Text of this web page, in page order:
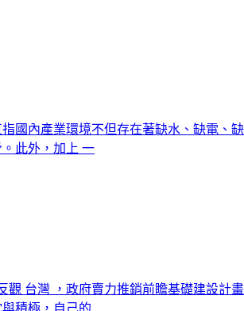
國內產業環境不但存在著缺水、缺電
此外，加上 一
台灣 ，政府賣力推銷前瞻基礎建設
積極，自己的